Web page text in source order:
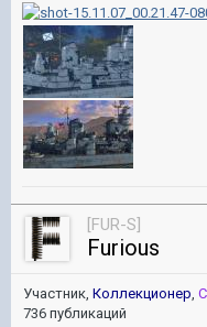
[FUR-S]
Furious
Участник, Коллекционер,
736 публикаций